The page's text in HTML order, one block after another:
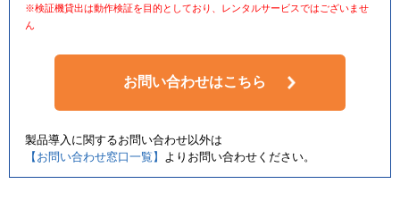
※検証機貸出は動作検証を目的としており、レンタルサービスではございませ
ん
お問い合わせはこちら
製品導入に関するお問い合わせ以外は
【お問い合わせ窓口一覧】 よりお問い合わせください。